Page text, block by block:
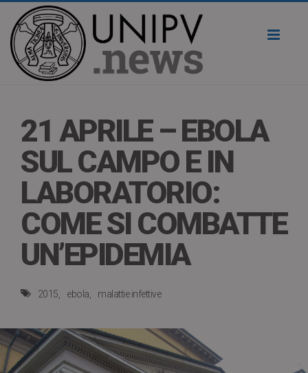
21 APRILE – EBOLA
SUL CAMPO E IN
LABORATORIO:
COME SI COMBATTE
UN’EPIDEMIA
2015 ebola malattie infettive